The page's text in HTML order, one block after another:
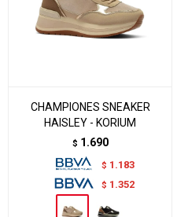
CHAMPIONES SNEAKER
HAISLEY - KORIUM
$ 1.690
$ 1.183
$ 1.352